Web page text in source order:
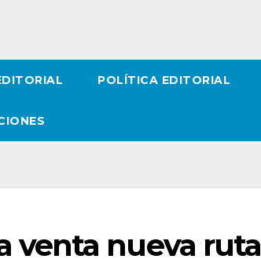
POLÍTICA EDITORIAL
venta nueva ruta